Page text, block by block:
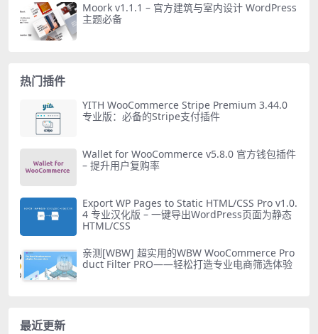
Moork v1.1.1 – 官方建筑与室内设计 WordPress
主题必备
热门插件
YITH WooCommerce Stripe Premium 3.44.0
专业版：必备的Stripe支付插件
Wallet for WooCommerce v5.8.0 官方钱包插件
– 提升用户复购率
Export WP Pages to Static HTML/CSS Pro v1.0.
4 专业汉化版 – 一键导出WordPress页面为静态
HTML/CSS
亲测[WBW] 超实用的WBW WooCommerce Pro
duct Filter PRO——轻松打造专业电商筛选体验
最近更新